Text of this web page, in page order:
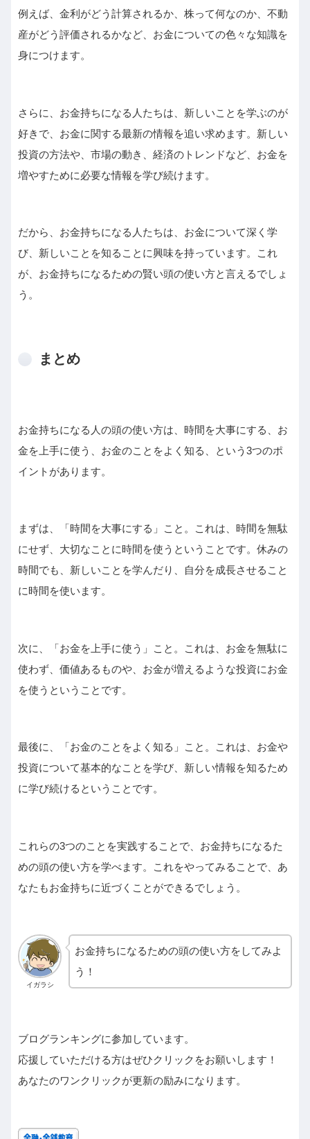
例えば、金利がどう計算されるか、株って何なのか、不動
産がどう評価されるかなど、お金についての色々な知識を
身につけます。
さらに、お金持ちになる人たちは、新しいことを学ぶのが
好きで、お金に関する最新の情報を追い求めます。新しい
投資の方法や、市場の動き、経済のトレンドなど、お金を
増やすために必要な情報を学び続けます。
だから、お金持ちになる人たちは、お金について深く学
び、新しいことを知ることに興味を持っています。これ
が、お金持ちになるための賢い頭の使い方と言えるでしょ
う。
まとめ
お金持ちになる人の頭の使い方は、時間を大事にする、お
金を上手に使う、お金のことをよく知る、という3つのポ
イントがあります。
まずは、「時間を大事にする」こと。これは、時間を無駄
にせず、大切なことに時間を使うということです。休みの
時間でも、新しいことを学んだり、自分を成長させること
に時間を使います。
次に、「お金を上手に使う」こと。これは、お金を無駄に
使わず、価値あるものや、お金が増えるような投資にお金
を使うということです。
最後に、「お金のことをよく知る」こと。これは、お金や
投資について基本的なことを学び、新しい情報を知るため
に学び続けるということです。
これらの3つのことを実践することで、お金持ちになるた
めの頭の使い方を学べます。これをやってみることで、あ
なたもお金持ちに近づくことができるでしょう。
イガラシ
お金持ちになるための頭の使い方をしてみよ
う！
ブログランキングに参加しています。
応援していただける方はぜひクリックをお願いします！
あなたのワンクリックが更新の励みになります。